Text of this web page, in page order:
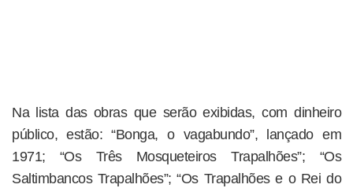
Na lista das obras que serão exibidas, com dinheiro
público, estão: “Bonga, o vagabundo”, lançado em
1971; “Os Três Mosqueteiros Trapalhões”; “Os
Saltimbancos Trapalhões”; “Os Trapalhões e o Rei do